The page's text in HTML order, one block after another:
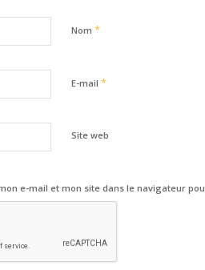
Nom *
E-mail *
Site web
e-mail et mon site dans le navigateur